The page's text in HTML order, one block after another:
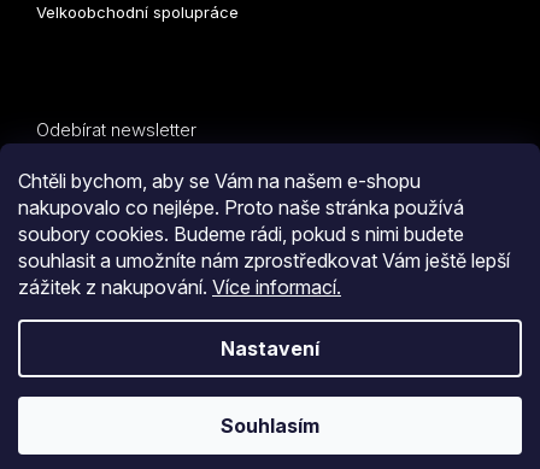
Chtěli bychom, aby se Vám na našem e-shopu
nakupovalo co nejlépe. Proto naše stránka používá
soubory cookies. Budeme rádi, pokud s nimi budete
souhlasit a umožníte nám zprostředkovat Vám ještě lepší
zážitek z nakupování. Více informací.
Nastavení
Souhlasím
Velkoobchodní spolupráce
Odebírat newsletter
Vložte svůj e-mail a my vám budeme zasílat informace o
nových produktech na našem e-shopu.
E-mail
obchodními podmínkamii s podmínkami
osobních údajů.
Vytvořil Shoptet
COLLM.CZ. Všechna práva vyhrazena.
nastavení cookies